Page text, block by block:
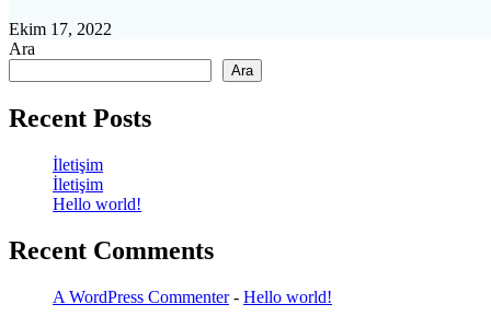
Ekim 17, 2022
Ara
Ara
Recent Posts
İletişim
İletişim
Hello world!
Recent Comments
A WordPress Commenter- Hello world!